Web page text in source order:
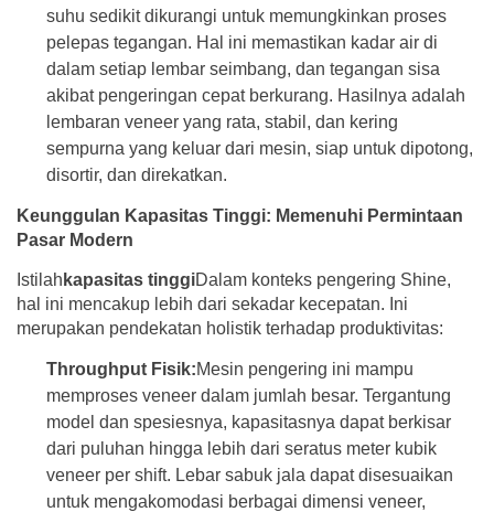
suhu sedikit dikurangi untuk memungkinkan proses
pelepas tegangan. Hal ini memastikan kadar air di
dalam setiap lembar seimbang, dan tegangan sisa
akibat pengeringan cepat berkurang. Hasilnya adalah
lembaran veneer yang rata, stabil, dan kering
sempurna yang keluar dari mesin, siap untuk dipotong,
disortir, dan direkatkan.
Keunggulan Kapasitas Tinggi: Memenuhi Permintaan
Pasar Modern
Istilah kapasitas tinggiDalam konteks pengering Shine,
hal ini mencakup lebih dari sekadar kecepatan. Ini
merupakan pendekatan holistik terhadap produktivitas:
Throughput Fisik:Mesin pengering ini mampu
memproses veneer dalam jumlah besar. Tergantung
model dan spesiesnya, kapasitasnya dapat berkisar
dari puluhan hingga lebih dari seratus meter kubik
veneer per shift. Lebar sabuk jala dapat disesuaikan
untuk mengakomodasi berbagai dimensi veneer,